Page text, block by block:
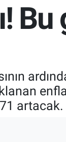
Bu
artacak.